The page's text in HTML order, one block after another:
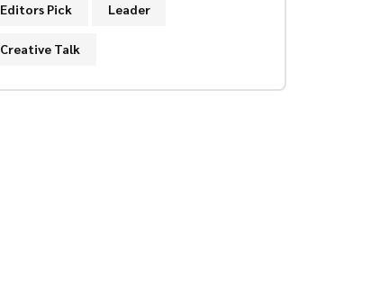
Editors Pick Leader
Creative Talk